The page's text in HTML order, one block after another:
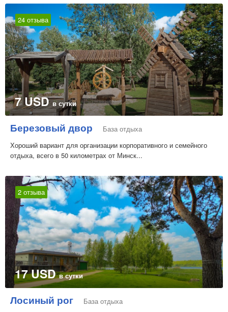
24 отзыва
7 USDв сутки
Березовый двор
База отдыха
Хороший вариант для организации корпоративного и семейного
отдыха, всего в 50 километрах от Минск...
2 отзыва
17 USDв сутки
Лосиный рог База отдыха